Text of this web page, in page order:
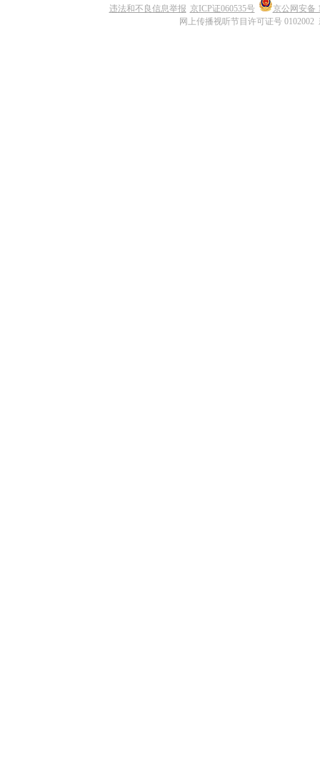
违法和不良信息举报 京ICP证060535号
京公网安备
网上传播视听节目许可证号 0102002